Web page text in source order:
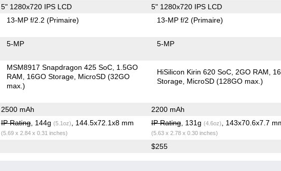
5" 1280x720 IPS LCD 5" 1280x720 IPS LCD
13-MP f/2.2(Primaire) 13-MP f/2(Primaire)
5-MP 5-MP
MSM8917 Snapdragon 425 SoC 1.5GO
RAM
16GO Storage MicroSD (32GO
max.)
HiSilicon Kirin 620 SoC 2GO RAM
Storage MicroSD (128GO max.)
2500 mAh 2200 mAh
IP Rating, 144g (5.1oz) , 144.5x72.1x8 mm
(5.69 x 2.84 x 0.31 inches)
IP Rating, 131g (4.6oz) , 143x70.6x7.7
(5.63 x 2.78 x 0.30 inches)
$255